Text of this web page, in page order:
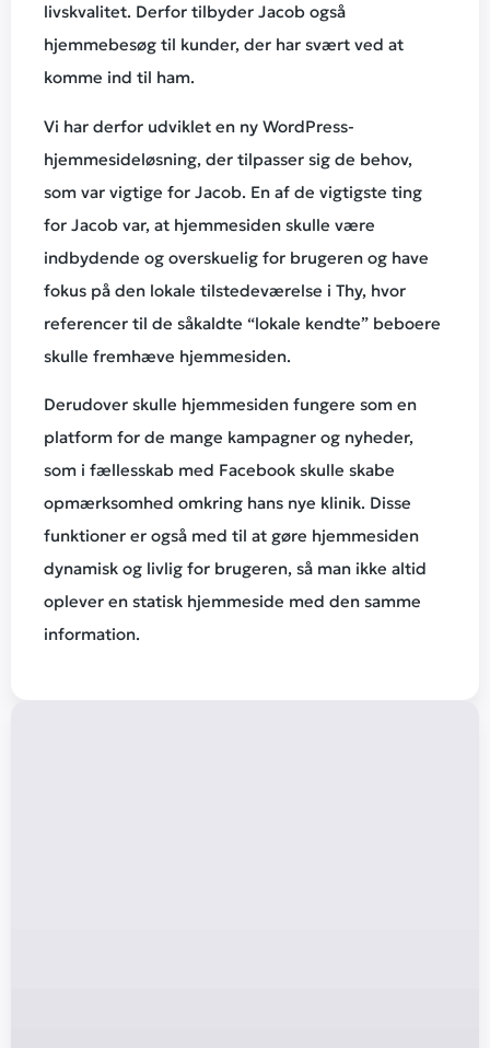
livskvalitet. Derfor tilbyder Jacob også
hjemmebesøg til kunder, der har svært ved at
komme ind til ham.
Vi har derfor udviklet en ny WordPress-
hjemmesideløsning, der tilpasser sig de behov,
som var vigtige for Jacob. En af de vigtigste ting
for Jacob var, at hjemmesiden skulle være
indbydende og overskuelig for brugeren og have
fokus på den lokale tilstedeværelse i Thy, hvor
referencer til de såkaldte “lokale kendte” beboere
skulle fremhæve hjemmesiden.
Derudover skulle hjemmesiden fungere som en
platform for de mange kampagner og nyheder,
som i fællesskab med Facebook skulle skabe
opmærksomhed omkring hans nye klinik. Disse
funktioner er også med til at gøre hjemmesiden
dynamisk og livlig for brugeren, så man ikke altid
oplever en statisk hjemmeside med den samme
information.